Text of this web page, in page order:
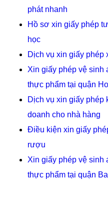
phát nhanh
Hồ sơ xin giấy phép
học
Dịch vụ xin giấy phép
Xin giấy phép vệ sinh
thực phẩm tại quận
Dịch vụ xin giấy phép
doanh cho nhà hàng
Điều kiện xin giấy
rượu
Xin giấy phép vệ sinh
thực phẩm tại quận